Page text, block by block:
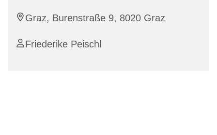
Graz, Burenstraße 9, 8020 Graz
Friederike Peischl